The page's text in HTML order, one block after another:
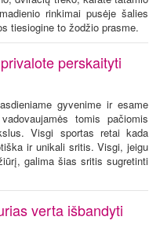
rinkimai pusėje šalies
tiesiogine to žodžio prasme.
perskaityti
gyvenime ir esame
tomis pačiomis
Visgi sportas retai kada
ir unikali sritis. Visgi, jeigu
galima šias sritis sugretinti
verta išbandyti